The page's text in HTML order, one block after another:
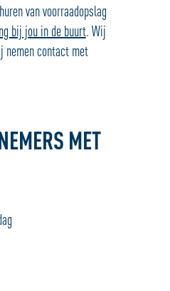
van voorraadopslag
bij jou in de buurt. Wij
nemen contact met
MET